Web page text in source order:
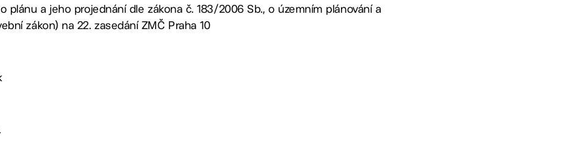
plánu a jeho projednání dle zákona č. 183/2006 Sb., o územním plánování a
zákon) na 22. zasedání ZMČ Praha 10